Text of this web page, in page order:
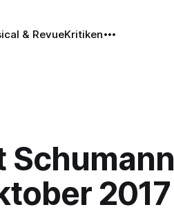
& RevueKritiken
Schumann
2017